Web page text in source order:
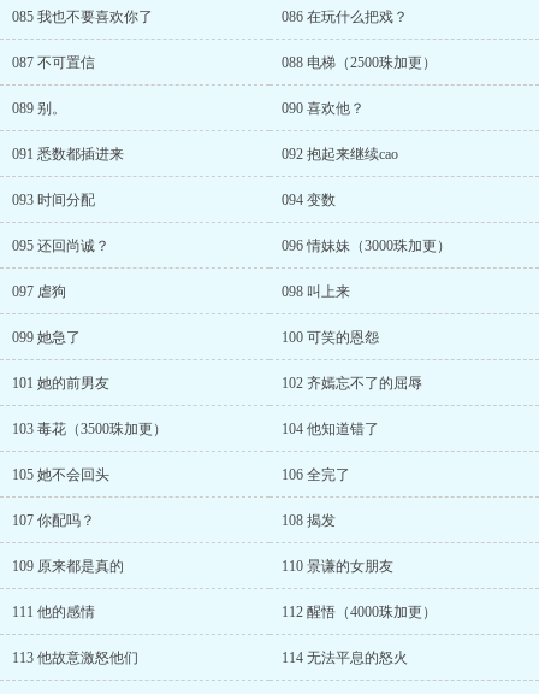
085 我也不要喜欢你了 086 在玩什么把戏？
087 不可置信 088 电梯（2500珠加更）
089 别。 090 喜欢他？
091 悉数都插进来 092 抱起来继续cao
093 时间分配 094 变数
095 还回尚诚？ 096 情妹妹（3000珠加更）
097 虐狗 098 叫上来
099 她急了 100 可笑的恩怨
101 她的前男友 102 齐嫣忘不了的屈辱
103 毒花（3500珠加更） 104 他知道错了
105 她不会回头 106 全完了
107 你配吗？ 108 揭发
109 原来都是真的 110 景谦的女朋友
111 他的感情 112 醒悟（4000珠加更）
113 他故意激怒他们 114 无法平息的怒火